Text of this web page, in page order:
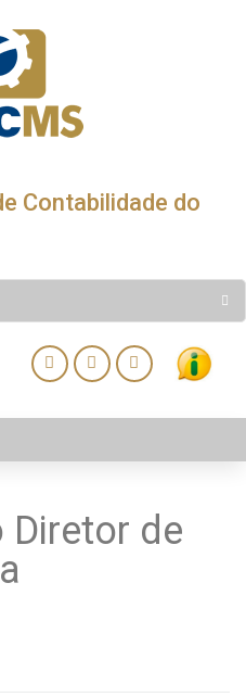
Contabilidade do
Diretor de